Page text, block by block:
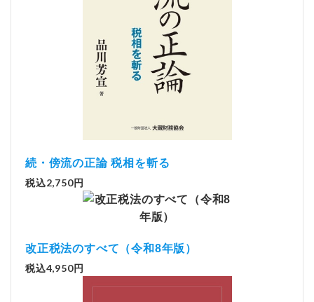
続・傍流の正論 税相を斬る
税込2,750円
改正税法のすべて（令和8年版）
税込4,950円